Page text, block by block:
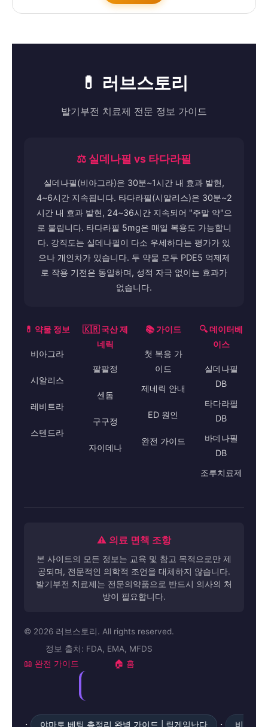
💊 러브스토리
발기부전 치료제 전문 정보 가이드
⚖️ 실데나필 vs 타다라필
실데나필(비아그라)은 30분~1시간 내 효과 발현,
4~6시간 지속됩니다. 타다라필(시알리스)은 30분~2
시간 내 효과 발현, 24~36시간 지속되어 "주말 약"으
로 불립니다. 타다라필 5mg은 매일 복용도 가능합니
다. 강직도는 실데나필이 다소 우세하다는 평가가 있
으나 개인차가 있습니다. 두 약물 모두 PDE5 억제제
로 작용 기전은 동일하며, 성적 자극 없이는 효과가
없습니다.
💊 약물 정보
비아그라
시알리스
레비트라
스텐드라
🇰🇷 국산 제
네릭
팔팔정
센돔
구구정
자이데나
📚 가이드
첫 복용 가
이드
제네릭 안내
ED 원인
완전 가이드
🔍 데이터베
이스
실데나필
DB
타다라필
DB
바데나필
DB
조루치료제
⚠️ 의료 면책 조항
본 사이트의 모든 정보는 교육 및 참고 목적으로만 제
공되며, 전문적인 의학적 조언을 대체하지 않습니다.
발기부전 치료제는 전문의약품으로 반드시 의사의 처
방이 필요합니다.
© 2026 러브스토리. All rights reserved.
정보 출처: FDA, EMA, MFDS
📖 완전 가이드 🏠 홈
· 야마토 베팅 총정리 완벽 가이드 | 릴게임난다 · 비